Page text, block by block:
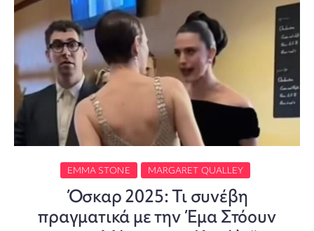
EMMA STONE MARGARET QUALLEY
Όσκαρ 2025: Τι συνέβη
πραγματικά με την Έμα Στόουν